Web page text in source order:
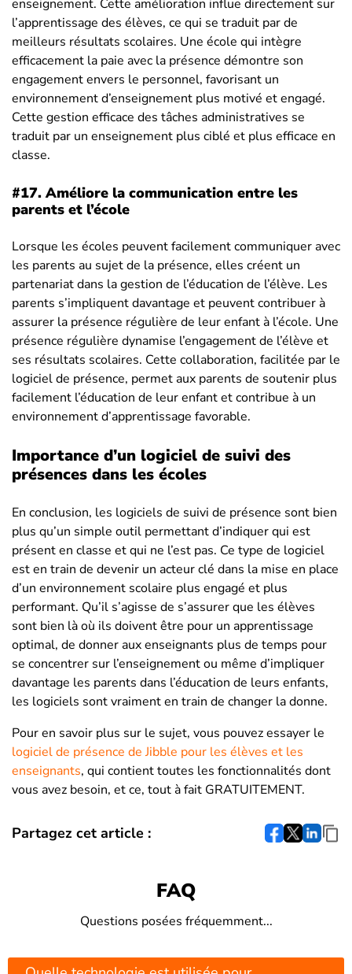
enseignement. Cette amélioration influe directement sur
l’apprentissage des élèves, ce qui se traduit par de
meilleurs résultats scolaires. Une école qui intègre
efficacement la paie avec la présence démontre son
engagement envers le personnel, favorisant un
environnement d’enseignement plus motivé et engagé.
Cette gestion efficace des tâches administratives se
traduit par un enseignement plus ciblé et plus efficace en
classe.
#17. Améliore la communication entre les
parents et l’école
Lorsque les écoles peuvent facilement communiquer avec
les parents au sujet de la présence, elles créent un
partenariat dans la gestion de l’éducation de l’élève. Les
parents s’impliquent davantage et peuvent contribuer à
assurer la présence régulière de leur enfant à l’école. Une
présence régulière dynamise l’engagement de l’élève et
ses résultats scolaires. Cette collaboration, facilitée par le
logiciel de présence, permet aux parents de soutenir plus
facilement l’éducation de leur enfant et contribue à un
environnement d’apprentissage favorable.
Importance d’un logiciel de suivi des
présences dans les écoles
En conclusion, les logiciels de suivi de présence sont bien
plus qu’un simple outil permettant d’indiquer qui est
présent en classe et qui ne l’est pas. Ce type de logiciel
est en train de devenir un acteur clé dans la mise en place
d’un environnement scolaire plus engagé et plus
performant. Qu’il s’agisse de s’assurer que les élèves
sont bien là où ils doivent être pour un apprentissage
optimal, de donner aux enseignants plus de temps pour
se concentrer sur l’enseignement ou même d’impliquer
davantage les parents dans l’éducation de leurs enfants,
les logiciels sont vraiment en train de changer la donne.
Pour en savoir plus sur le sujet, vous pouvez essayer le
logiciel de présence de Jibble pour les élèves et les
enseignants, qui contient toutes les fonctionnalités dont
vous avez besoin, et ce, tout à fait GRATUITEMENT.
Partagez cet article :
FAQ
Questions posées fréquemment...